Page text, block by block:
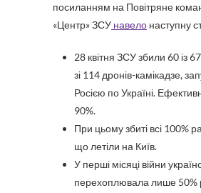
посиланням на Повітряне
«Центр» ЗСУ навело наступну
28 квітня ЗСУ збили 60 із
зі 114 дронів-камікадзе,
Росією по Україні.
90%.
При цьому збиті всі 100%
що летіли на Київ.
У перші місяці війни
перехоплювала лише 50%